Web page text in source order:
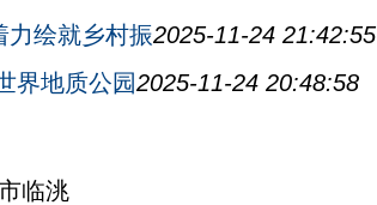
力绘就乡村振2025-11-24 21:42:55
界地质公园2025-11-24 20:48:58
临洮